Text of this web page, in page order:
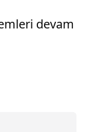
devam